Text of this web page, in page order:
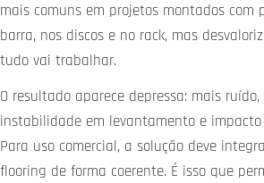
mais comuns em projetos montados com
barra, nos discos e no rack, mas
tudo vai trabalhar.
O resultado aparece depressa: mais
instabilidade em levantamento e
Para uso comercial, a solução deve
flooring de forma coerente. É isso que